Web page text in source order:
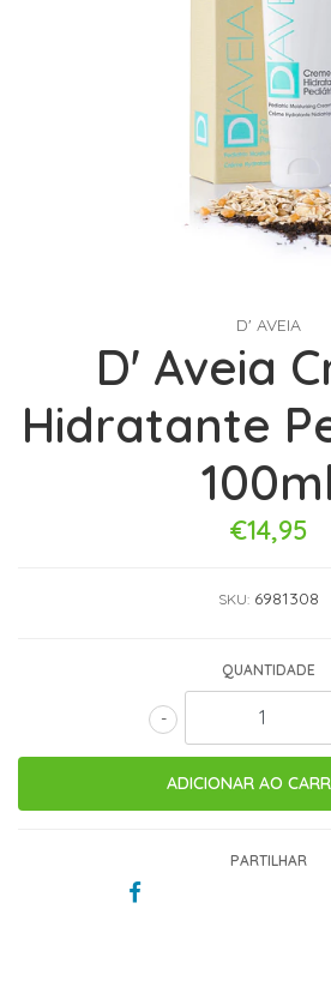
D' AVEIA
D' Aveia
Hidratante
100ml
€14,95
SKU: 6981308
QUANTIDADE
-
PARTILHAR